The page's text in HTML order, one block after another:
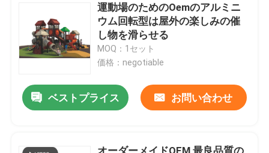
運動場のためのOemのアルミニ
ウム回転型は屋外の楽しみの催
し物を滑らせる
MOQ：1セット
価格：negotiable
ベストプライス お問い合わせ
オーダーメイドOEM 最良品質の